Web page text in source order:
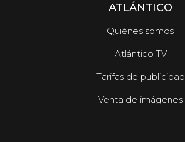
ATLÁNTICO
Quiénes somos
Atlántico TV
Tarifas de publicidad
Venta de imágenes